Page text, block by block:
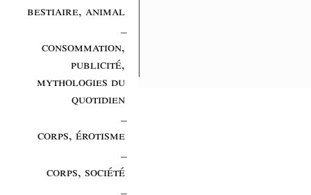
bestiaire, animal
consommation,
publicité,
mythologies du
quotidien
corps, érotisme
corps, société